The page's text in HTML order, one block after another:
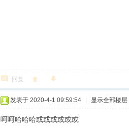
回复
发表于 2020-4-1 09:59:54 显示全部楼层
呵呵哈哈哈或或或或或或